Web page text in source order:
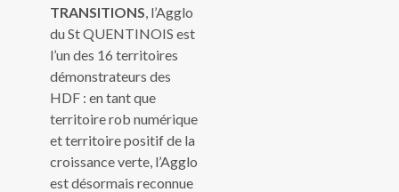
TRANSITIONS, l’Agglo
du St QUENTINOIS est
l’un des 16 territoires
démonstrateurs des
HDF : en tant que
territoire rob numérique
et territoire positif de la
croissance verte, l’Agglo
est désormais reconnue